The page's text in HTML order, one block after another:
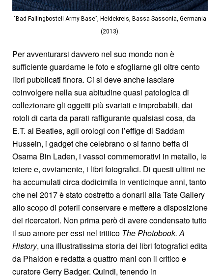
"Bad Fallingbostell Army Base", Heidekreis, Bassa Sassonia, Germania
(2013).
Per avventurarsi davvero nel suo mondo non è
sufficiente guardarne le foto e sfogliarne gli oltre cento
libri pubblicati finora. Ci si deve anche lasciare
coinvolgere nella sua abitudine quasi patologica di
collezionare gli oggetti più svariati e improbabili, dai
rotoli di carta da parati raffigurante qualsiasi cosa, da
E.T. ai Beatles, agli orologi con l’effige di Saddam
Hussein, i gadget che celebrano o si fanno beffa di
Osama Bin Laden, i vassoi commemorativi in metallo, le
teiere e, ovviamente, i libri fotografici. Di questi ultimi ne
ha accumulati circa dodicimila in venticinque anni, tanto
che nel 2017 è stato costretto a donarli alla Tate Gallery
allo scopo di poterli conservare e mettere a disposizione
dei ricercatori. Non prima però di avere condensato tutto
il suo amore per essi nel trittico The Photobook. A
History, una illustratissima storia dei libri fotografici edita
da Phaidon e redatta a quattro mani con il critico e
curatore Gerry Badger. Quindi, tenendo in